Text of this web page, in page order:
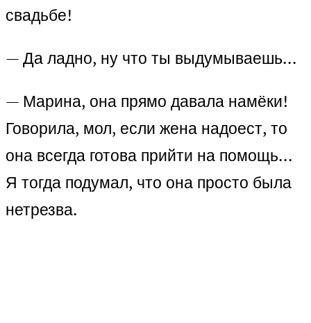
свадьбе!
— Да ладно, ну что ты выдумываешь…
— Марина, она прямо давала намёки!
Говорила, мол, если жена надоест, то
она всегда готова прийти на помощь…
Я тогда подумал, что она просто была
нетрезва.